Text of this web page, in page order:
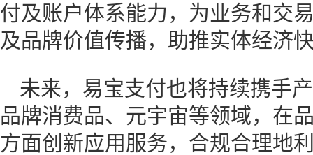
付及账户体系能力，为业务和交
及品牌价值传播，助推实体经济
未来，易宝支付也将持续携手
品牌消费品、元宇宙等领域，在
方面创新应用服务，合规合理地